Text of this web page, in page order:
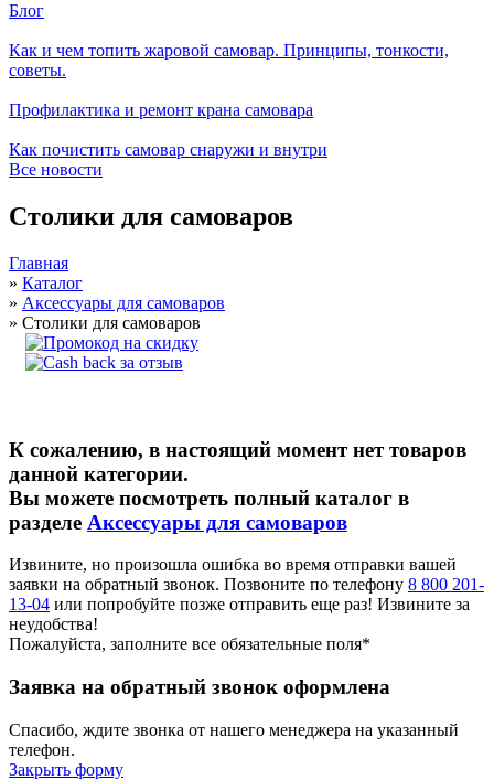
Блог
Как и чем топить жаровой самовар. Принципы, тонкости,
советы.
Профилактика и ремонт крана самовара
Как почистить самовар снаружи и внутри
Все новости
Столики для самоваров
Главная
» Каталог
» Аксессуары для самоваров
» Столики для самоваров
Куклы - грелки на чайники и самовары
Для топки и розжига
Дровницы
Подносы
Сахарницы
Сувениры, книги
Трубы
Уход за самоваром
Чайники
Свернуть категории
К сожалению, в настоящий момент нет товаров
данной категории.
Вы можете посмотреть полный каталог в
разделе Аксессуары для самоваров
Извините, но произошла ошибка во время отправки вашей
заявки на обратный звонок. Позвоните по телефону 8 800 201-
13-04 или попробуйте позже отправить еще раз! Извините за
неудобства!
Пожалуйста, заполните все обязательные поля*
Заявка на обратный звонок оформлена
Спасибо, ждите звонка от нашего менеджера на указанный
телефон.
Закрыть форму